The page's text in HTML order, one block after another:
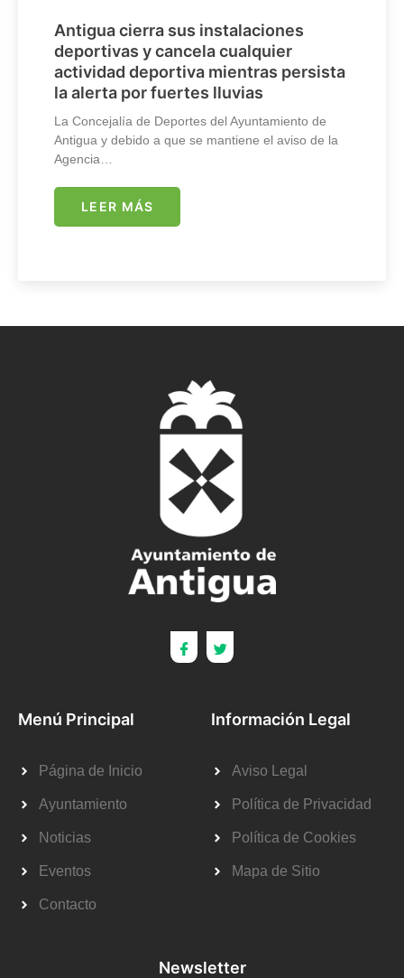
Antigua cierra sus instalaciones
deportivas y cancela cualquier
actividad deportiva mientras persista
la alerta por fuertes lluvias
La Concejalía de Deportes del Ayuntamiento de
Antigua y debido a que se mantiene el aviso de la
Agencia…
LEER MÁS
Menú Principal
Página de Inicio
Ayuntamiento
Noticias
Eventos
Contacto
Información Legal
Aviso Legal
Política de Privacidad
Política de Cookies
Mapa de Sitio
Newsletter